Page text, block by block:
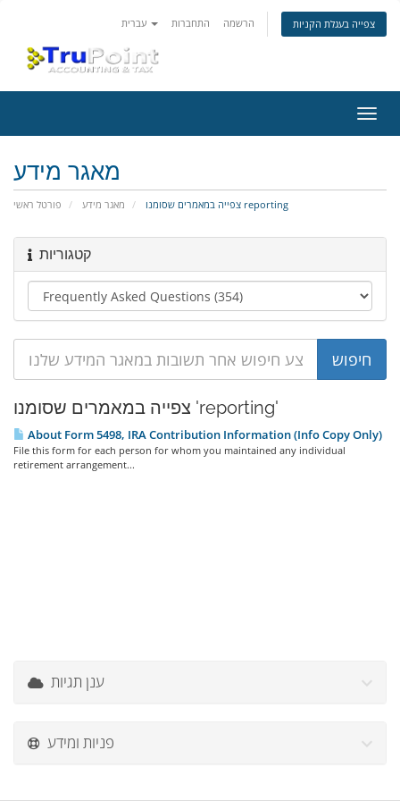
התחברות הרשמה צפייה בעגלת הקניות
ניווט
מאגר מידע
פורטל ראשי מאגר מידע צפייה במאמרים שסומנו reporting
קטגוריות
צפייה במאמרים שסומנו 'reporting'
About Form 5498, IRA Contribution Information (Info Copy Only)
File this form for each person for whom you maintained any individual
retirement arrangement...
ענן תגיות
פניות ומידע